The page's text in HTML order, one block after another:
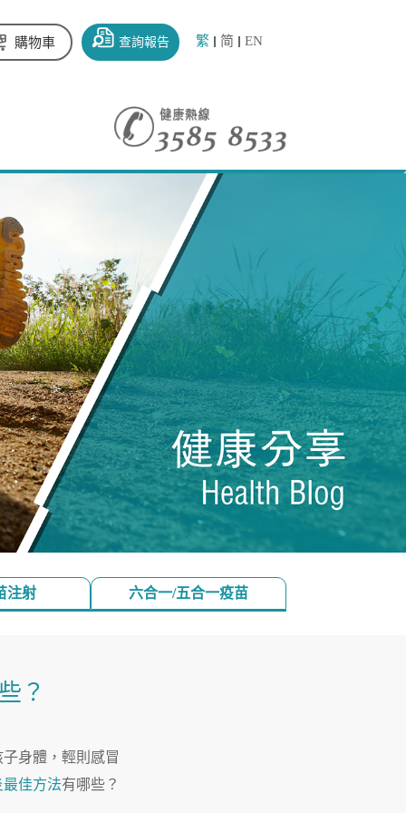
繁 简 EN
查詢報告
購物車
注射 六合一/五合一疫苗
？
身體，輕則感冒
佳方法有哪些？